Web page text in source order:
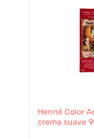
Henné Color
crema suave